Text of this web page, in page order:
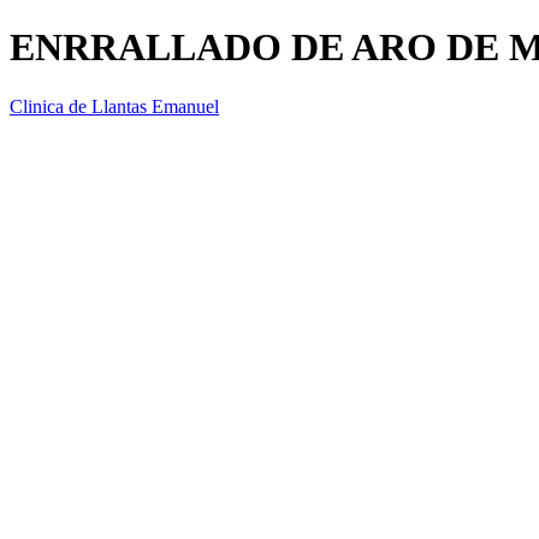
ENRRALLADO DE ARO DE
Clinica de Llantas Emanuel